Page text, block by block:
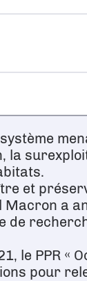
la
et
Macron a
le PPR «
pour